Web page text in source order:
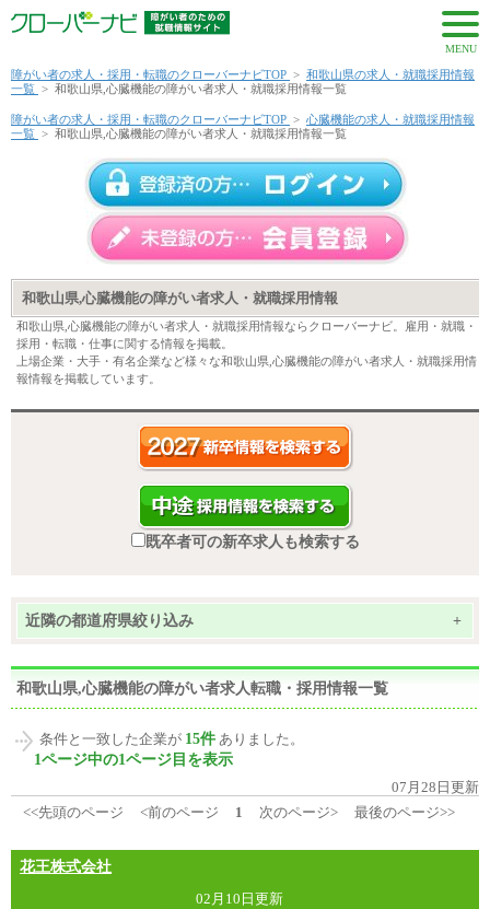
MENU
障がい者の求人・採用・転職のクローバーナビTOP > 和歌山県の求人・就職採用情報
一覧 > 和歌山県,心臓機能の障がい者求人・就職採用情報一覧
障がい者の求人・採用・転職のクローバーナビTOP > 心臓機能の求人・就職採用情報
一覧 > 和歌山県,心臓機能の障がい者求人・就職採用情報一覧
和歌山県,心臓機能の障がい者求人・就職採用情報
和歌山県,心臓機能の障がい者求人・就職採用情報ならクローバーナビ。雇用・就職・
採用・転職・仕事に関する情報を掲載。
上場企業・大手・有名企業など様々な和歌山県,心臓機能の障がい者求人・就職採用情
報情報を掲載しています。
既卒者可の新卒求人も検索する
近隣の都道府県絞り込み +
和歌山県,心臓機能の障がい者求人転職・採用情報一覧
条件と一致した企業が 15件 ありました。
1ページ中の1ページ目を表示
07月28日更新
<<先頭のページ
<前のページ 1 次のページ> 最後のページ>>
花王株式会社
02月10日更新